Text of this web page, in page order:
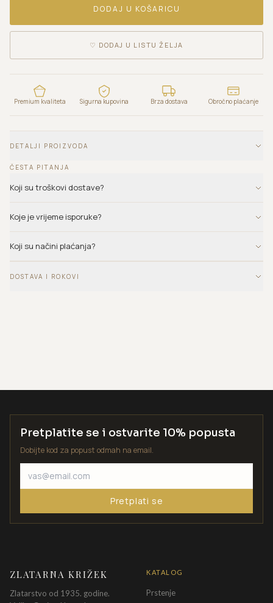
DODAJ U KOŠARICU
♡ DODAJ U LISTU ŽELJA
Premium kvaliteta Sigurna kupovina Brza dostava Obročno plaćanje
DETALJI PROIZVODA
ČESTA PITANJA
Koji su troškovi dostave?
Koje je vrijeme isporuke?
Koji su načini plaćanja?
DOSTAVA I ROKOVI
Pretplatite se i ostvarite 10% popusta
Dobijte kod za popust odmah na email.
Pretplati se
ZLATARNA KRIŽEK
Zlatarstvo od 1935. godine.
KATALOG
Prstenje